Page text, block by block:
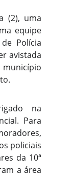
(2), uma
equipe
Polícia
avistada
na
Para
policiais
da 10ª
a área